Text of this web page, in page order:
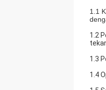
1.1
1.2
1.3
1.4